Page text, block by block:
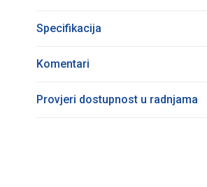
Specifikacija
Komentari
Provjeri dostupnost u radnjama